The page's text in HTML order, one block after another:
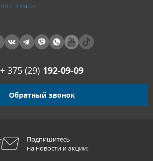
+ 375 (29) 192-09-09
Обратный звонок
Подпишитесь
на новости и акции: